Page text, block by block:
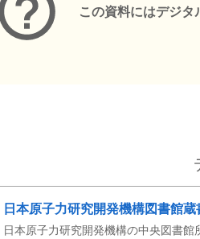
この資料にはデジタ
日本原子力研究開発機構図書館蔵
日本原子力研究開発機構の中央図書館